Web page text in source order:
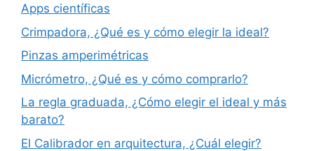
Apps científicas
Crimpadora, ¿Qué es y cómo elegir la ideal?
Pinzas amperimétricas
Micrómetro, ¿Qué es y cómo comprarlo?
La regla graduada, ¿Cómo elegir el ideal y más
barato?
El Calibrador en arquitectura, ¿Cuál elegir?